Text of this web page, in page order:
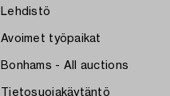
Lehdistö
Avoimet työpaikat
Bonhams - All auctions
Tietosuojakäytäntö